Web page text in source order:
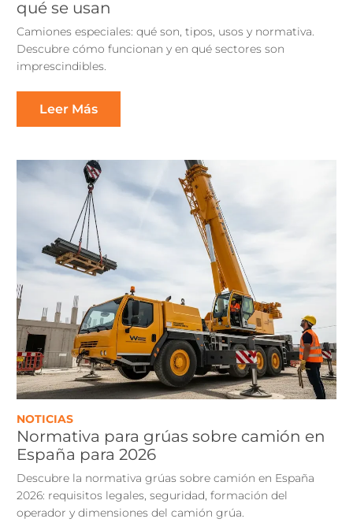
qué se usan
Camiones especiales: qué son, tipos, usos y normativa.
Descubre cómo funcionan y en qué sectores son
imprescindibles.
Leer Más
NOTICIAS
Normativa para grúas sobre camión en
España para 2026
Descubre la normativa grúas sobre camión en España
2026: requisitos legales, seguridad, formación del
operador y dimensiones del camión grúa.